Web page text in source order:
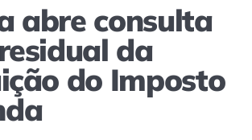
abre consulta
da
do Imposto